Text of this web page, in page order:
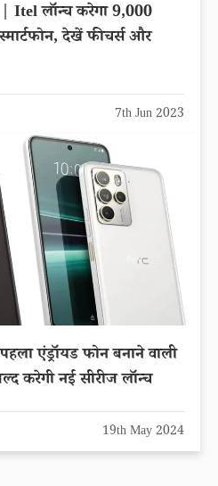
Itel लॉन्च करेगा 9,000
देखें फीचर्स और
7th Jun 2023
एंड्रॉयड फोन बनाने वाली
करेगी नई सीरीज लॉन्च
19th May 2024